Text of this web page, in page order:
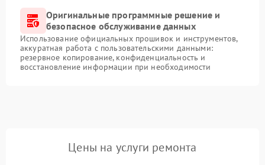
Оригинальные программные решение и
безопасное обслуживание данных
Использование официальных прошивок и инструментов,
аккуратная работа с пользовательскими данными:
резервное копирование, конфиденциальность и
восстановление информации при необходимости
Цены на услуги ремонта